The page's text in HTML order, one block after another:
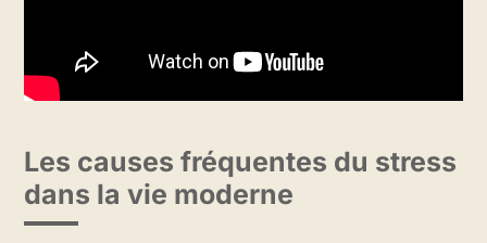
Les causes fréquentes du stress
dans la vie moderne